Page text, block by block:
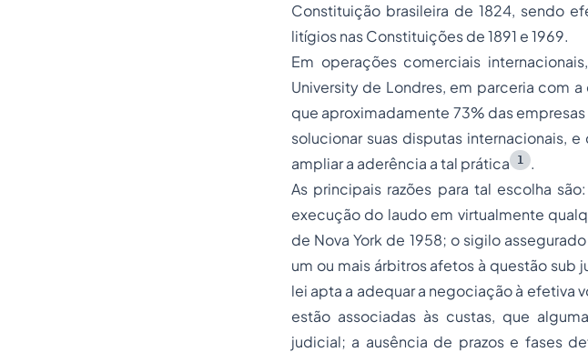
Constituição brasileira de 1824, sendo
litígios nas Constituições de 1891 e 1969.
Em operações comerciais
University de Londres, em parceria com
que aproximadamente 73% das
solucionar suas disputas internacionais,
ampliar a aderência a tal prática
1
.
As principais razões para tal escolha
execução do laudo em virtualmente
de Nova York de 1958; o sigilo
um ou mais árbitros afetos à questão sub
lei apta a adequar a negociação à efetiva
estão associadas às custas, que
judicial; a ausência de prazos e fases